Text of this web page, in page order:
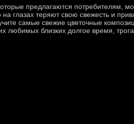
предлагаются потребителям,
глазах теряют свою свежесть и
самые свежие цветочные
любимых близких долгое время,